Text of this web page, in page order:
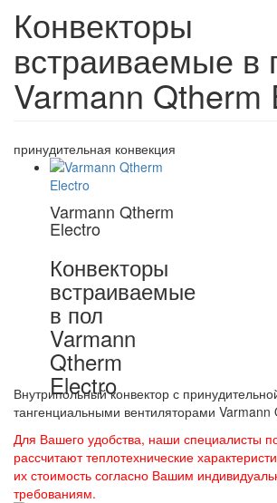
Конвекторы
встраиваемые в
Varmann Qtherm
принудительная конвекция
Varmann Qtherm
Electro
Конвекторы
встраиваемые
в пол
Varmann
Qtherm
Electro
Внутрипольный конвектор с
тангенциальными вентиляторами Varmann
Для Вашего удобства, наши специалисты
рассчитают теплотехнические
их стоимость согласно Вашим
требованиям.